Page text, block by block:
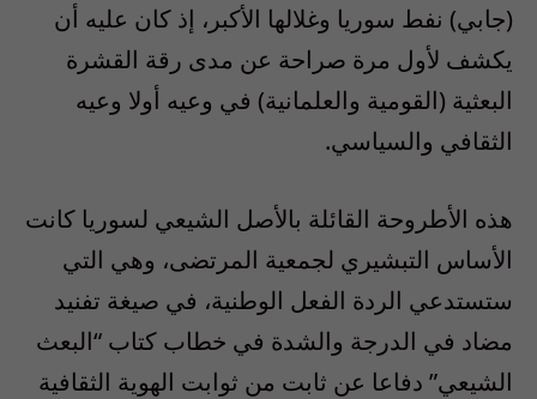
(جابي) نفط سوريا وغلالها الأكبر، إذ كان عليه أن
يكشف لأول مرة صراحة عن مدى رقة القشرة
البعثية (القومية والعلمانية) في وعيه أولا وعيه
الثقافي والسياسي.
هذه الأطروحة القائلة بالأصل الشيعي لسوريا كانت
الأساس التبشيري لجمعية المرتضى، وهي التي
ستستدعي الردة الفعل الوطنية، في صيغة تفنيد
مضاد في الدرجة والشدة في خطاب كتاب “البعث
الشيعي” دفاعا عن ثابت من ثوابت الهوية الثقافية